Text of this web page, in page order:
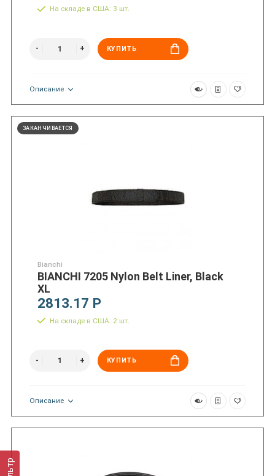
На складе в США: 3 шт.
КУПИТЬ
Описание
ЗАКАНЧИВАЕТСЯ
Bianchi
BIANCHI 7205 Nylon Belt Liner, Black
XL
2813.17 Р
На складе в США: 2 шт.
КУПИТЬ
Описание